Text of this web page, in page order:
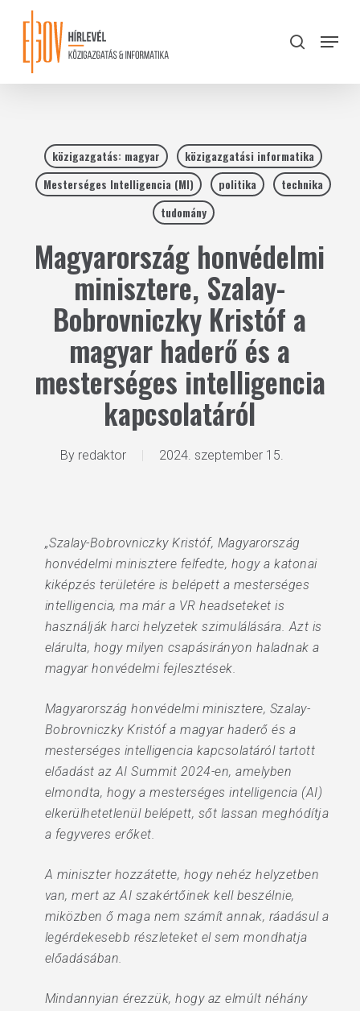
content
search
Menu
közigazgatás: magyar
közigazgatási informatika
Mesterséges Intelligencia (MI)
politika
technika
tudomány
Magyarország honvédelmi
minisztere, Szalay-
Bobrovniczky Kristóf a
magyar haderő és a
mesterséges intelligencia
kapcsolatáról
By redaktor 2024. szeptember 15.
„Szalay-Bobrovniczky Kristóf, Magyarország
honvédelmi minisztere felfedte, hogy a katonai
kiképzés területére is belépett a mesterséges
intelligencia, ma már a VR headseteket is
használják harci helyzetek szimulálására. Azt is
elárulta, hogy milyen csapásirányon haladnak a
magyar honvédelmi fejlesztések.
Magyarország honvédelmi minisztere, Szalay-
Bobrovniczky Kristóf a magyar haderő és a
mesterséges intelligencia kapcsolatáról tartott
előadást az AI Summit 2024-en, amelyben
elmondta, hogy a mesterséges intelligencia (AI)
elkerülhetetlenül belépett, sőt lassan meghódítja
a fegyveres erőket.
A miniszter hozzátette, hogy nehéz helyzetben
van, mert az AI szakértőinek kell beszélnie,
miközben ő maga nem számít annak, ráadásul a
legérdekesebb részleteket el sem mondhatja
előadásában.
Mindannyian érezzük, hogy az elmúlt néhány
Close